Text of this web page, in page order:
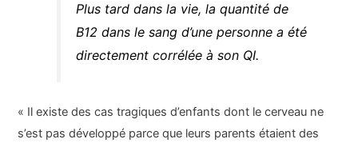
Plus tard dans la vie, la quantité de
B12 dans le sang d’une personne a été
directement corrélée à son QI.
« Il existe des cas tragiques d’enfants dont le cerveau ne
s’est pas développé parce que leurs parents étaient des